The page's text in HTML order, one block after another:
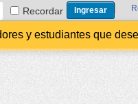
Recordar
y estudiantes que